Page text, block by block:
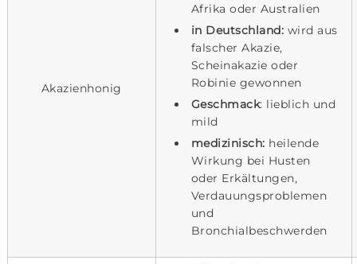
Akazienhonig
Afrika oder Australien
in Deutschland: wird aus
falscher Akazie,
Scheinakazie oder
Robinie gewonnen
Geschmack: lieblich und
mild
medizinisch: heilende
Wirkung bei Husten
oder Erkältungen,
Verdauungsproblemen
und
Bronchialbeschwerden